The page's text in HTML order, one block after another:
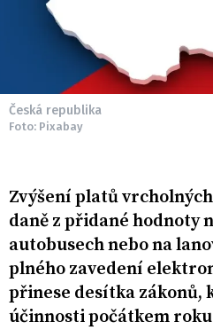
Česká republika
Foto: Pixabay
Zvýšení platů
daně z přidané hodnoty
autobusech nebo na
plného zavedení
přinese desítka zákonů,
účinnosti počátkem